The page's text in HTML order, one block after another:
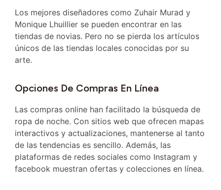
Los mejores diseñadores como Zuhair Murad y
Monique Lhuillier se pueden encontrar en las
tiendas de novias. Pero no se pierda los artículos
únicos de las tiendas locales conocidas por su
arte.
Opciones De Compras En Línea
Las compras online han facilitado la búsqueda de
ropa de noche. Con sitios web que ofrecen mapas
interactivos y actualizaciones, mantenerse al tanto
de las tendencias es sencillo. Además, las
plataformas de redes sociales como Instagram y
facebook muestran ofertas y colecciones en línea.